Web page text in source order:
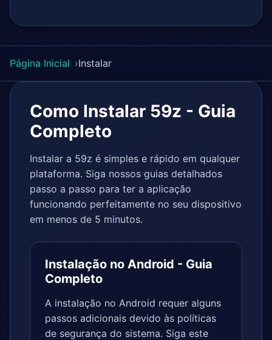
Página Inicial Instalar
Como Instalar 59z - Guia
Completo
Instalar a 59z é simples e rápido em qualquer
plataforma. Siga nossos guias detalhados
passo a passo para ter a aplicação
funcionando perfeitamente no seu dispositivo
em menos de 5 minutos.
Instalação no Android - Guia
Completo
A instalação no Android requer alguns
passos adicionais devido às políticas
de segurança do sistema. Siga este